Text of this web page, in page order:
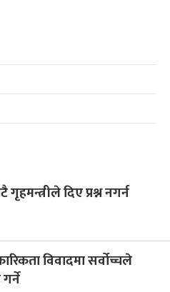
गृहमन्त्रीले दिए प्रश्न नगर्न
विवादमा सर्वोच्चले